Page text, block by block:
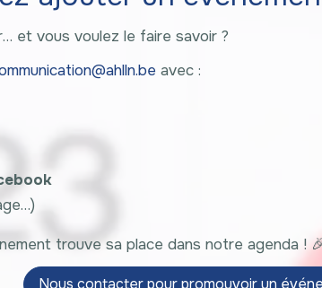
et vous voulez le faire savoir ?
avec :
trouve sa place dans notre agenda !
Nous contacter pour pro​​​​mouvoir un